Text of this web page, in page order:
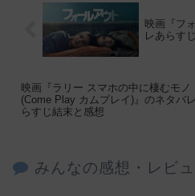
映画『フ
レあらす
映画『ラリー スマホの中に棲むモノ
(Come Play カムプレイ)』のネタバ
らすじ結末と感想
みんなの感想・レビ